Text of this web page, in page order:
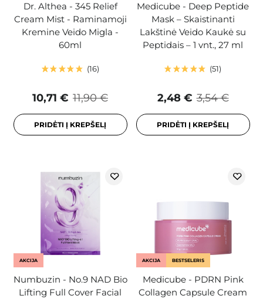
Dr. Althea - 345 Relief
Cream Mist - Raminamoji
Kremine Veido Migla -
60ml
16
11,90 €
10,71 €
PRIDĖTI Į KREPŠELĮ
Medicube - Deep Peptide
Mask – Skaistinanti
Lakštinė Veido Kaukė su
Peptidais – 1 vnt., 27 ml
51
3,54 €
2,48 €
PRIDĖTI Į KREPŠELĮ
AKCIJA
Numbuzin - No.9 NAD Bio
Lifting Full Cover Facial
AKCIJA BESTSELERIS
Medicube - PDRN Pink
Collagen Capsule Cream